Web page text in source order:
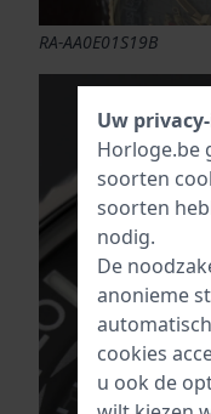
RA-AA0E01S19B
Uw
Horloge.be
soorten
soorten
nodig.
De
anonieme
cookies
u ook de